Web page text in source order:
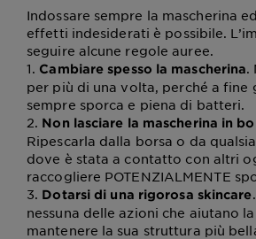
Indossare sempre la mascherina
effetti indesiderati è possibile.
seguire alcune regole auree.
1. Cambiare spesso la mascherina.
per più di una volta, perché a fine
sempre sporca e piena di batteri.
2. Non lasciare la mascherina in
Ripescarla dalla borsa o da
dove è stata a contatto con altri
raccogliere POTENZIALMENTE
3. Dotarsi di una rigorosa skincare
nessuna delle azioni che aiutano
mantenere la sua struttura più